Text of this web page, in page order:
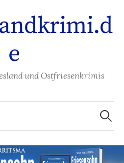
e
und Ostfriesenkrimis
Suchen
nach: